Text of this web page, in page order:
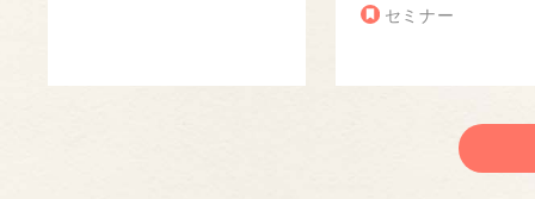
セミナー